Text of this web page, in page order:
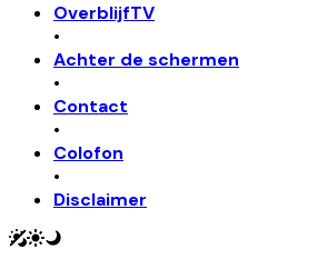
OverblijfTV
•
Achter de schermen
•
Contact
•
Colofon
•
Disclaimer